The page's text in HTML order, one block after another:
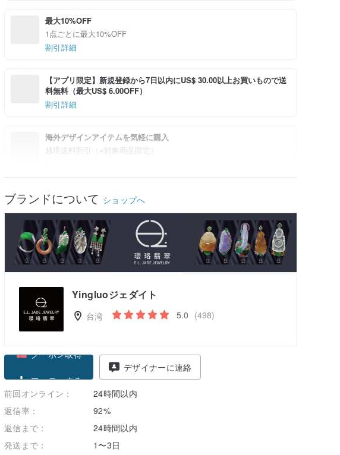
最大10%OFF
1点ごとに最大10%OFF
割引詳細
【アプリ限定】新規登録から7日以内にUS$ 30.00以上お買いもので送
料無料（最大US$ 6.00OFF）
割引詳細
海外デザインアイテムを気軽に購入
越境送料割引（※対象商品限定）
ブランドについて ショップへ
Yingluoジェダイト
台湾 5.0 (498)
フォローする
デザイナーに連絡
前回オンライン：
24時間以内
返信率：
92%
返信まで：
24時間以内
発送まで：
1〜3日